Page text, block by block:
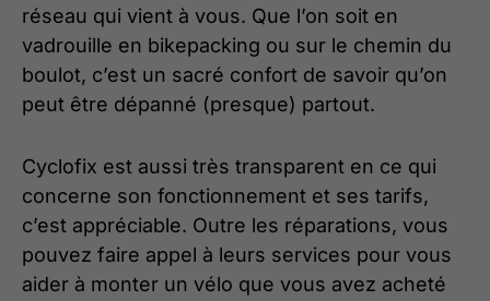
réseau qui vient à vous. Que l’on soit en
vadrouille en bikepacking ou sur le chemin du
boulot, c’est un sacré confort de savoir qu’on
peut être dépanné (presque) partout.
Cyclofix est aussi très transparent en ce qui
concerne son fonctionnement et ses tarifs,
c’est appréciable. Outre les réparations, vous
pouvez faire appel à leurs services pour vous
aider à monter un vélo que vous avez acheté